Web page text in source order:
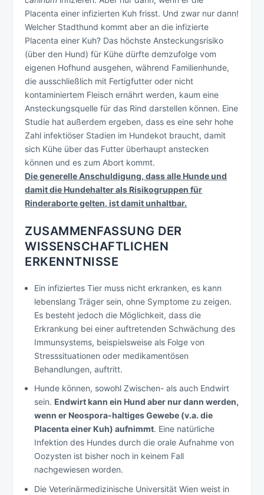
Placenta einer infizierten Kuh frisst. Und zwar nur dann!
Welcher Stadthund kommt aber an die infizierte
Placenta einer Kuh? Das höchste Ansteckungsrisiko
(über den Hund) für Kühe dürfte demzufolge vom
eigenen Hofhund ausgehen, während Familienhunde,
die ausschließlich mit Fertigfutter oder nicht
kontaminiertem Fleisch ernährt werden, kaum eine
Ansteckungsquelle für das Rind darstellen können. Eine
Studie hat außerdem ergeben, dass es eine sehr hohe
Zahl infektiöser Stadien im Hundekot braucht, damit
sich Kühe über das Futter überhaupt anstecken
können und es zum Abort kommt.
Die generelle Anschuldigung, dass alle Hunde und
damit die Hundehalter als Risikogruppen für
Rinderaborte gelten, ist damit unhaltbar.
ZUSAMMENFASSUNG DER
WISSENSCHAFTLICHEN
ERKENNTNISSE
Ein infiziertes Tier muss nicht erkranken, es kann
lebenslang Träger sein, ohne Symptome zu zeigen.
Es besteht jedoch die Möglichkeit, dass die
Erkrankung bei einer auftretenden Schwächung des
Immunsystems, beispielsweise als Folge von
Stresssituationen oder medikamentösen
Behandlungen, auftritt.
Hunde können, sowohl Zwischen- als auch Endwirt
sein. Endwirt kann ein Hund aber nur dann werden,
wenn er Neospora-haltiges Gewebe (v.a. die
Placenta einer Kuh) aufnimmt. Eine natürliche
Infektion des Hundes durch die orale Aufnahme von
Oozysten ist bisher noch in keinem Fall
nachgewiesen worden.
Die Veterinärmedizinische Universität Wien weist in